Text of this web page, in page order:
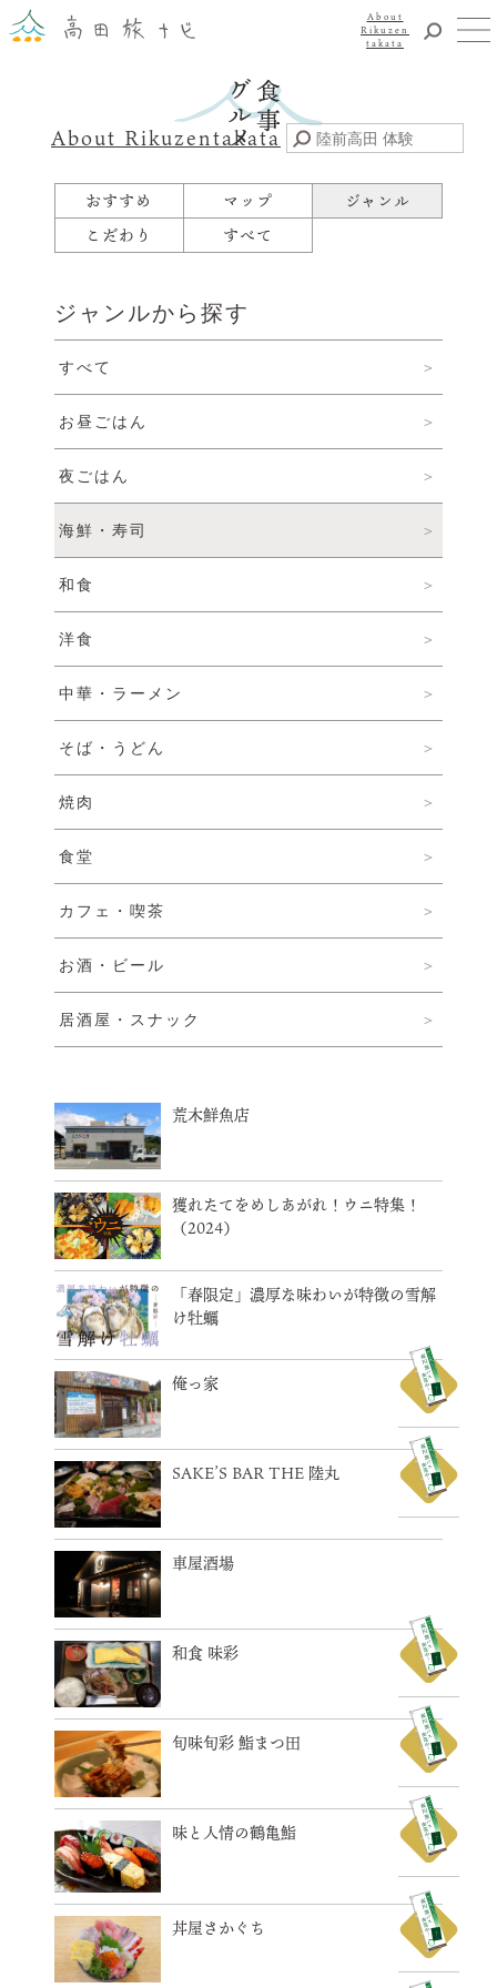
About Rikuzentakata
おすすめ マップ
ジャンル
こだわり
すべて
ジャンルから探す
すべて
お昼ごはん
夜ごはん
海鮮・寿司
和食
洋食
中華・ラーメン
そば・うどん
焼肉
食堂
カフェ・喫茶
お酒・ビール
居酒屋・スナック
荒木鮮魚店
獲れたてをめしあがれ！ウニ特集！
（2024）
「春限定」濃厚な味わいが特徴の雪解
け牡蠣
俺っ家
SAKE’S BAR THE 陸丸
車屋酒場
和食 味彩
旬味旬彩 鮨まつ田
味と人情の鶴亀鮨
丼屋さかぐち
About
Rikuzen
takata
震災復興
食事・グルメ
宿泊
イベント
お知らせ
交通・観光サービス
観光のことならまずはココ！
陸前高田市観光物産協会
お問い合わせ
© 2022 一般社団法人 陸前高田市観光物産協会 All Rights Reserved.